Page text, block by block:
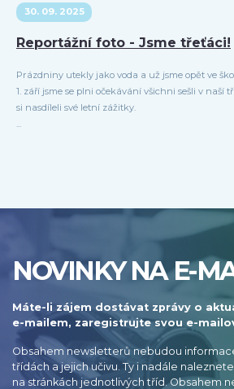
30. 09. 2025
Reportážní foto - Jsme třeťáci!
Prázdniny utekly jako voda a už jsme opět ve
1. září jsme se plni očekávání všichni sešli v naší
si nasdíleli své letní zážitky.
NOVINKY NA E-
Máte-li zájem dostávat zprávy o
e-mailem, zaregistrujte svou e-
Obsahem newsletterů nebudou
třídách a jejich učivu. Ty i nadále
na stránkách jednotlivých tříd. Obsahem